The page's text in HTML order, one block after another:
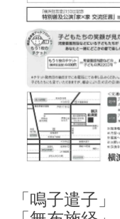
「鳴子遣子」